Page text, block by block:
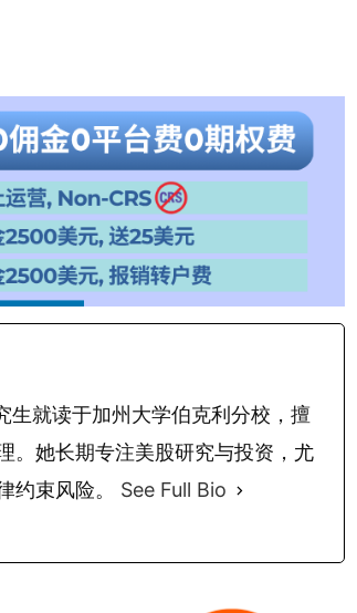
就读于加州大学伯克利分校，擅
。她长期专注美股研究与投资，尤
约束风险。 See Full Bio